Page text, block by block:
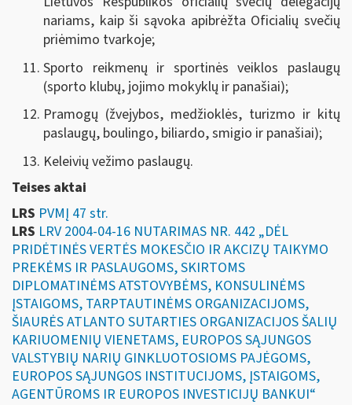
nariams, kaip ši sąvoka apibrėžta Oficialių svečių
priėmimo tvarkoje;
Sporto reikmenų ir sportinės veiklos paslaugų
(sporto klubų, jojimo mokyklų ir panašiai);
Pramogų (žvejybos, medžioklės, turizmo ir kitų
paslaugų, boulingo, biliardo, smigio ir panašiai);
Keleivių vežimo paslaugų.
Teises aktai
LRS PVMĮ 47 str.
LRS LRV 2004-04-16 NUTARIMAS NR. 442 „DĖL
PRIDĖTINĖS VERTĖS MOKESČIO IR AKCIZŲ TAIKYMO
PREKĖMS IR PASLAUGOMS, SKIRTOMS
DIPLOMATINĖMS ATSTOVYBĖMS, KONSULINĖMS
ĮSTAIGOMS, TARPTAUTINĖMS ORGANIZACIJOMS,
ŠIAURĖS ATLANTO SUTARTIES ORGANIZACIJOS ŠALIŲ
KARIUOMENIŲ VIENETAMS, EUROPOS SĄJUNGOS
VALSTYBIŲ NARIŲ GINKLUOTOSIOMS PAJĖGOMS,
EUROPOS SĄJUNGOS INSTITUCIJOMS, ĮSTAIGOMS,
AGENTŪROMS IR EUROPOS INVESTICIJŲ BANKUI“